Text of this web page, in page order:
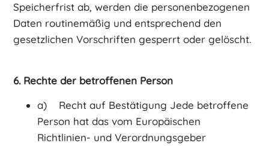
Speicherfrist ab, werden die personenbezogenen
Daten routinemäßig und entsprechend den
gesetzlichen Vorschriften gesperrt oder gelöscht.
6. Rechte der betroffenen Person
a) Recht auf Bestätigung Jede betroffene
Person hat das vom Europäischen
Richtlinien- und Verordnungsgeber